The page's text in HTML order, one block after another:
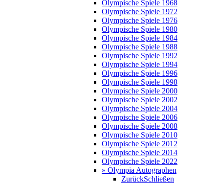
Olympische Spiele 1968
Olympische Spiele 1972
Olympische Spiele 1976
Olympische Spiele 1980
Olympische Spiele 1984
Olympische Spiele 1988
Olympische Spiele 1992
Olympische Spiele 1994
Olympische Spiele 1996
Olympische Spiele 1998
Olympische Spiele 2000
Olympische Spiele 2002
Olympische Spiele 2004
Olympische Spiele 2006
Olympische Spiele 2008
Olympische Spiele 2010
Olympische Spiele 2012
Olympische Spiele 2014
Olympische Spiele 2022
» Olympia Autographen
ZurückSchließen